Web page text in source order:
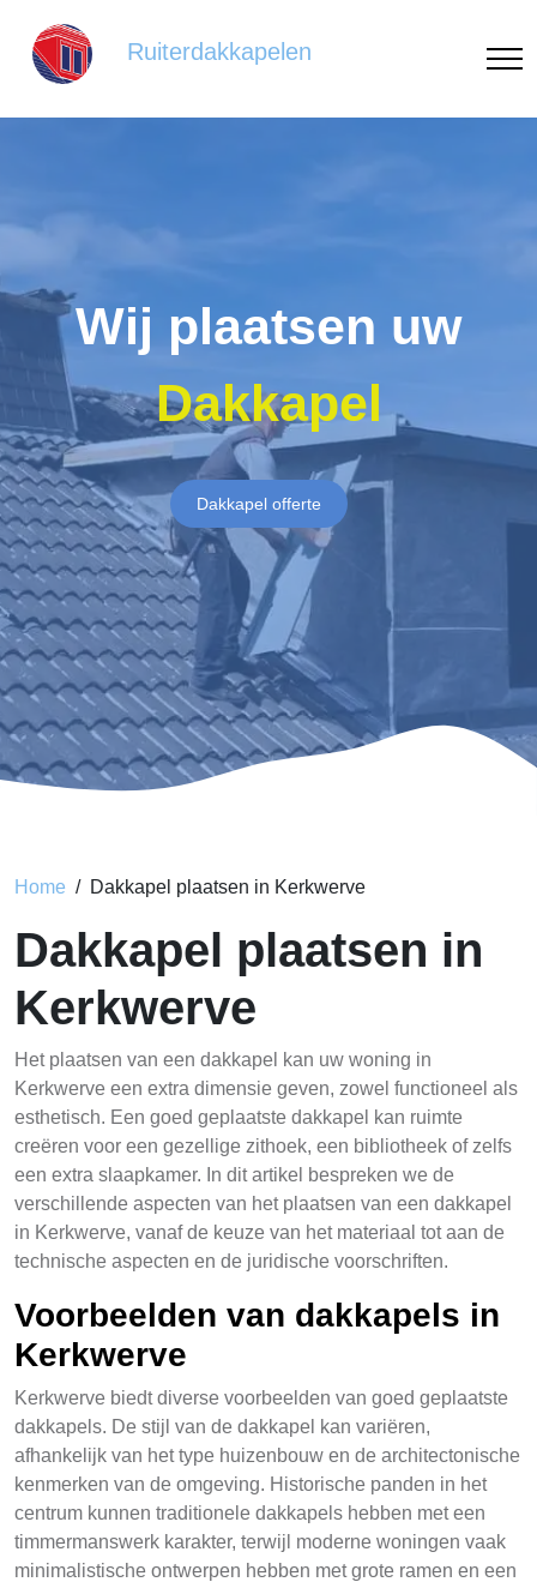
Ruiterdakkapelen
Wij plaatsen uw
Dakkapel
Dakkapel offerte
Home Dakkapel plaatsen in Kerkwerve
Dakkapel plaatsen in
Kerkwerve
Het plaatsen van een dakkapel kan uw woning in
Kerkwerve een extra dimensie geven, zowel functioneel als
esthetisch. Een goed geplaatste dakkapel kan ruimte
creëren voor een gezellige zithoek, een bibliotheek of zelfs
een extra slaapkamer. In dit artikel bespreken we de
verschillende aspecten van het plaatsen van een dakkapel
in Kerkwerve, vanaf de keuze van het materiaal tot aan de
technische aspecten en de juridische voorschriften.
Voorbeelden van dakkapels in
Kerkwerve
Kerkwerve biedt diverse voorbeelden van goed geplaatste
dakkapels. De stijl van de dakkapel kan variëren,
afhankelijk van het type huizenbouw en de architectonische
kenmerken van de omgeving. Historische panden in het
centrum kunnen traditionele dakkapels hebben met een
timmermanswerk karakter, terwijl moderne woningen vaak
minimalistische ontwerpen hebben met grote ramen en een